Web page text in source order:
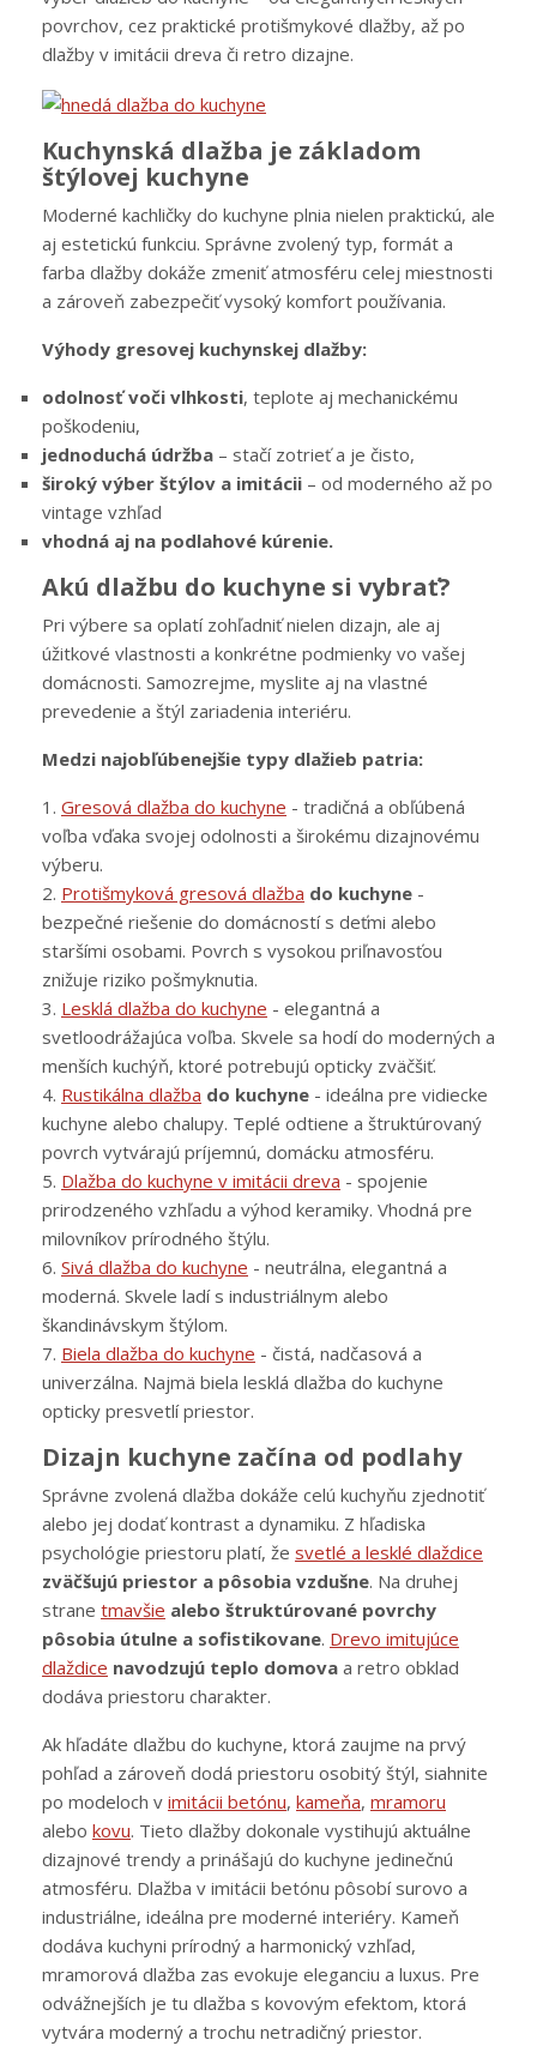
povrchov, cez praktické protišmykové dlažby, až po
dlažby v imitácii dreva či retro dizajne.
Kuchynská dlažba je základom
štýlovej kuchyne
Moderné kachličky do kuchyne plnia nielen praktickú, ale
aj estetickú funkciu. Správne zvolený typ, formát a
farba dlažby dokáže zmeniť atmosféru celej miestnosti
a zároveň zabezpečiť vysoký komfort používania.
Výhody gresovej kuchynskej dlažby:
odolnosť voči vlhkosti, teplote aj mechanickému
poškodeniu,
jednoduchá údržba – stačí zotrieť a je čisto,
široký výber štýlov a imitácii – od moderného až po
vintage vzhľad
vhodná aj na podlahové kúrenie.
Akú dlažbu do kuchyne si vybrať?
Pri výbere sa oplatí zohľadniť nielen dizajn, ale aj
úžitkové vlastnosti a konkrétne podmienky vo vašej
domácnosti. Samozrejme, myslite aj na vlastné
prevedenie a štýl zariadenia interiéru.
Medzi najobľúbenejšie typy dlažieb patria:
1. Gresová dlažba do kuchyne - tradičná a obľúbená
voľba vďaka svojej odolnosti a širokému dizajnovému
výberu.
2. Protišmyková gresová dlažba do kuchyne -
bezpečné riešenie do domácností s deťmi alebo
staršími osobami. Povrch s vysokou priľnavosťou
znižuje riziko pošmyknutia.
3. Lesklá dlažba do kuchyne - elegantná a
svetloodrážajúca voľba. Skvele sa hodí do moderných a
menších kuchýň, ktoré potrebujú opticky zväčšiť.
4. Rustikálna dlažba do kuchyne - ideálna pre vidiecke
kuchyne alebo chalupy. Teplé odtiene a štruktúrovaný
povrch vytvárajú príjemnú, domácku atmosféru.
5. Dlažba do kuchyne v imitácii dreva - spojenie
prirodzeného vzhľadu a výhod keramiky. Vhodná pre
milovníkov prírodného štýlu.
6. Sivá dlažba do kuchyne - neutrálna, elegantná a
moderná. Skvele ladí s industriálnym alebo
škandinávskym štýlom.
7. Biela dlažba do kuchyne - čistá, nadčasová a
univerzálna. Najmä biela lesklá dlažba do kuchyne
opticky presvetlí priestor.
Dizajn kuchyne začína od podlahy
Správne zvolená dlažba dokáže celú kuchyňu zjednotiť
alebo jej dodať kontrast a dynamiku. Z hľadiska
psychológie priestoru platí, že svetlé a lesklé dlaždice
zväčšujú priestor a pôsobia vzdušne. Na druhej
strane tmavšie alebo štruktúrované povrchy
pôsobia útulne a sofistikovane. Drevo imitujúce
dlaždice navodzujú teplo domova a retro obklad
dodáva priestoru charakter.
Ak hľadáte dlažbu do kuchyne, ktorá zaujme na prvý
pohľad a zároveň dodá priestoru osobitý štýl, siahnite
po modeloch v imitácii betónu, kameňa, mramoru
alebo kovu. Tieto dlažby dokonale vystihujú aktuálne
dizajnové trendy a prinášajú do kuchyne jedinečnú
atmosféru. Dlažba v imitácii betónu pôsobí surovo a
industriálne, ideálna pre moderné interiéry. Kameň
dodáva kuchyni prírodný a harmonický vzhľad,
mramorová dlažba zas evokuje eleganciu a luxus. Pre
odvážnejších je tu dlažba s kovovým efektom, ktorá
vytvára moderný a trochu netradičný priestor.